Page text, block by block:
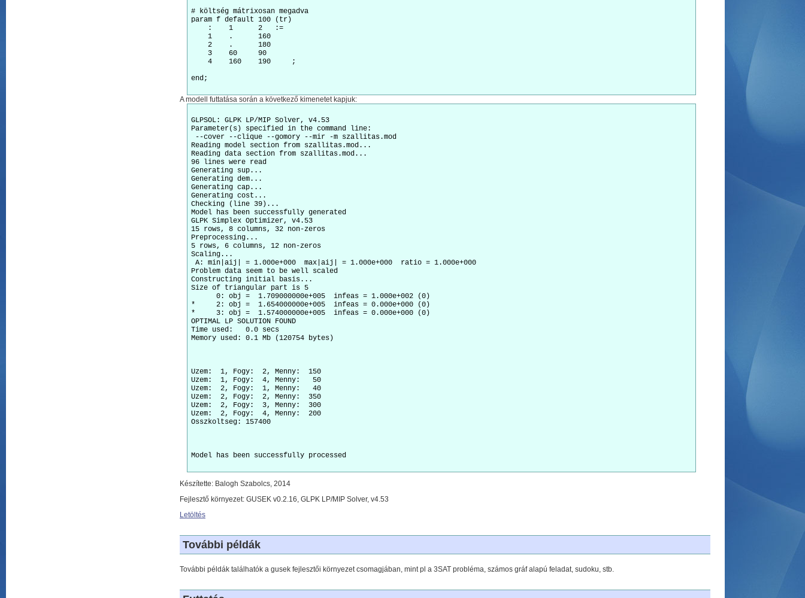
# költség mátrixosan megadva
param f default 100 (tr)
    :    1      2   :=
    1    .      160
    2    .      180
    3    60     90
    4    160    190	;
end;
A modell futtatása során a következő kimenetet kapjuk:
GLPSOL: GLPK LP/MIP Solver, v4.53
Parameter(s) specified in the command line:
--cover --clique --gomory --mir -m szallitas.mod
Reading model section from szallitas.mod...
Reading data section from szallitas.mod...
96 lines were read
Generating sup...
Generating dem...
Generating cap...
Generating cost...
Checking (line 39)...
Model has been successfully generated
GLPK Simplex Optimizer, v4.53
15 rows, 8 columns, 32 non-zeros
Preprocessing...
5 rows, 6 columns, 12 non-zeros
Scaling...
A: min|aij| = 1.000e+000  max|aij| = 1.000e+000  ratio = 1.000e+000
Problem data seem to be well scaled
Constructing initial basis...
Size of triangular part is 5
      0: obj =  1.709000000e+005  infeas = 1.000e+002 (0)
*     2: obj =  1.654000000e+005  infeas = 0.000e+000 (0)
*     3: obj =  1.574000000e+005  infeas = 0.000e+000 (0)
OPTIMAL LP SOLUTION FOUND
Time used:   0.0 secs
Memory used: 0.1 Mb (120754 bytes)
Uzem:  1, Fogy:  2, Menny:  150
Uzem:  1, Fogy:  4, Menny:   50
Uzem:  2, Fogy:  1, Menny:   40
Uzem:  2, Fogy:  2, Menny:  350
Uzem:  2, Fogy:  3, Menny:  300
Uzem:  2, Fogy:  4, Menny:  200
Osszkoltseg: 157400
Model has been successfully processed
Készítette: Balogh Szabolcs, 2014
Fejlesztő környezet: GUSEK v0.2.16, GLPK LP/MIP Solver, v4.53
Letöltés
További példák
További példák találhatók a gusek fejlesztői környezet csomagjában, mint pl a 3SAT probléma, számos gráf alapú feladat, sudoku, stb.